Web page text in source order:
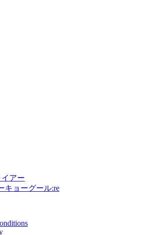
アー
キョーグール:re